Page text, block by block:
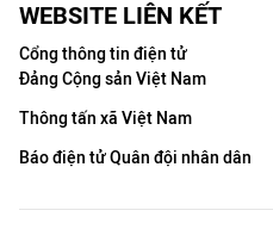
WEBSITE LIÊN KẾT
Cổng thông tin điện tử
Đảng Cộng sản Việt Nam
Thông tấn xã Việt Nam
Báo điện tử Quân đội nhân dân